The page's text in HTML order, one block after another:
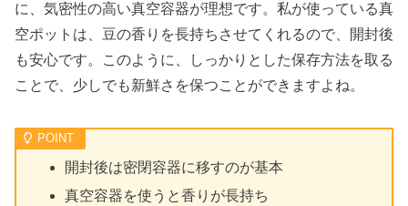
に、気密性の高い真空容器が理想です。私が使っている真
空ポットは、豆の香りを長持ちさせてくれるので、開封後
も安心です。このように、しっかりとした保存方法を取る
ことで、少しでも新鮮さを保つことができますよね。
開封後は密閉容器に移すのが基本
真空容器を使うと香りが長持ち